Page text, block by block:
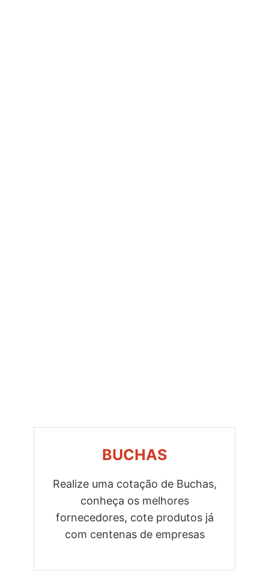
BUCHAS
Realize uma cotação de Buchas,
conheça os melhores
fornecedores, cote produtos já
com centenas de empresas